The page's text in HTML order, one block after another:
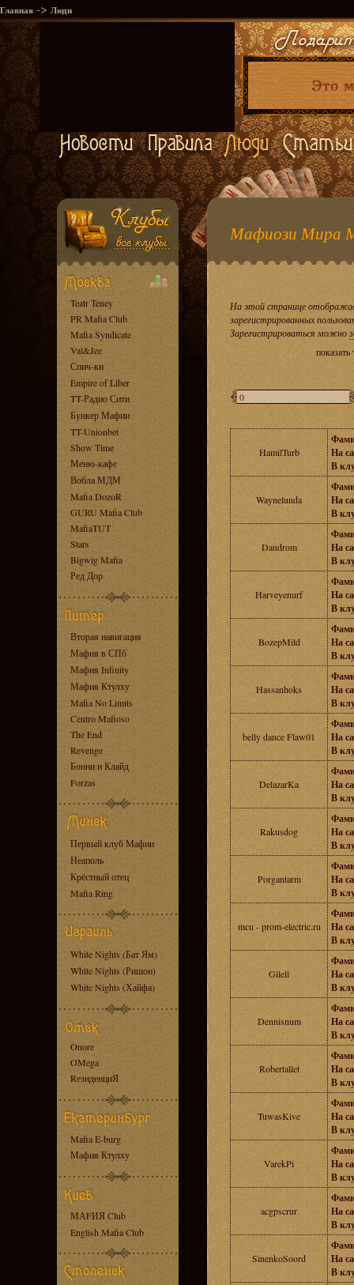
Главная -> Люди
Teatr Teney
PR Mafia Club
Mafia Syndicate
Val&Jee
Спич-ки
Empire of Liber
TT-Радио Сити
Бункер Мафии
TT-Unionbet
Show Time
Меню-кафе
Вобла МДМ
Mafia DozoR
GURU Mafia Club
MafiaTUT
Stars
Bigwig Mafia
Ред Дор
Вторая навигация
Мафия в СПб
Мафия Infinity
Мафия Ктулху
Mafia No Limits
Centro Mafioso
The End
Revenge
Бонни и Клайд
Forzas
Первый клуб Мафии
Неаполь
Крёстный отец
Mafia Ring
White Nights (Бат Ям)
White Nights (Ришон)
White Nights (Хайфа)
Onore
OMega
RезиденциЯ
Mafia E-burg
Мафия Ктулху
МАFИЯ Club
English Mafia Club
Мафиози Мира
На этой странице
зарегистрированных
Зарегистрироваться можно
HamilTurb
На
В
Waynelunda
На
В
Dandrom
На
В
Harveyenurf
На
В
BozepMild
На
В
Hassanhoks
На
В
belly dance Flaw01
На
В
DelazarKa
На
В
Rakusdog
На
В
Porgantarm
На
В
mcu - prom-electric.ru
На
В
Gilell
На
В
Dennisnum
На
В
Robertallet
На
В
TuwasKive
На
В
VarekPi
На
В
acgpscrur
На
В
SinenkoSoord
На
В